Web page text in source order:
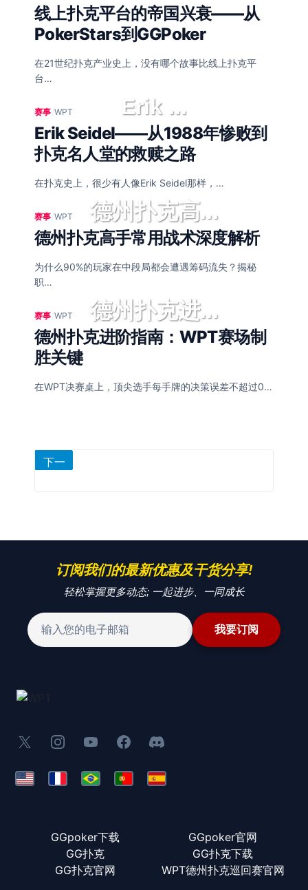
线上扑克平台的帝国兴衰——从
PokerStars到GGPoker
在21世纪扑克产业史上，没有哪个故事比线上扑克平
台…
Erik ...
赛事/WPT
Erik Seidel——从1988年惨败到
扑克名人堂的救赎之路
在扑克史上，很少有人像Erik Seidel那样，…
德州扑克高...
赛事/WPT
德州扑克高手常用战术深度解析
为什么90%的玩家在中段局都会遭遇筹码流失？揭秘
职…
德州扑克进...
赛事/WPT
德州扑克进阶指南：WPT赛场制
胜关键
在WPT决赛桌上，顶尖选手每手牌的决策误差不超过0…
文
章第1
下一
订阅我们的最新优惠及干货分享!
轻松掌握更多动态; 一起进步、一同成长
我要订阅
GGpoker下载
GGpoker官网
GG扑克
GG扑克下载
GG扑克官网
WPT德州扑克巡回赛官网